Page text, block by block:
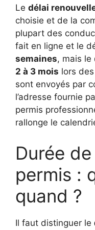
Le délai
choisie et de la
plupart des
fait en ligne et le
semaines, mais le
2 à 3 mois lors
sont envoyés par
l’adresse fournie
permis
rallonge le
Durée
permis :
quand ?
Il faut distinguer le